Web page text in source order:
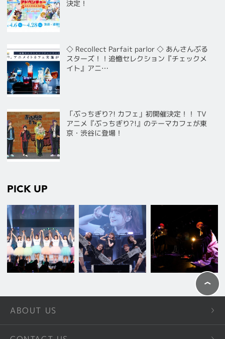
決定！
◇ Recollect Parfait parlor ◇ あんさんぶる
スターズ！！追憶セレクション『チェックメ
イト』アニ…
「ぶっちぎり?! カフェ」初開催決定！！ TV
アニメ『ぶっちぎり?!』のテーマカフェが東
京・渋谷に登場！
PICK UP
ABOUT US